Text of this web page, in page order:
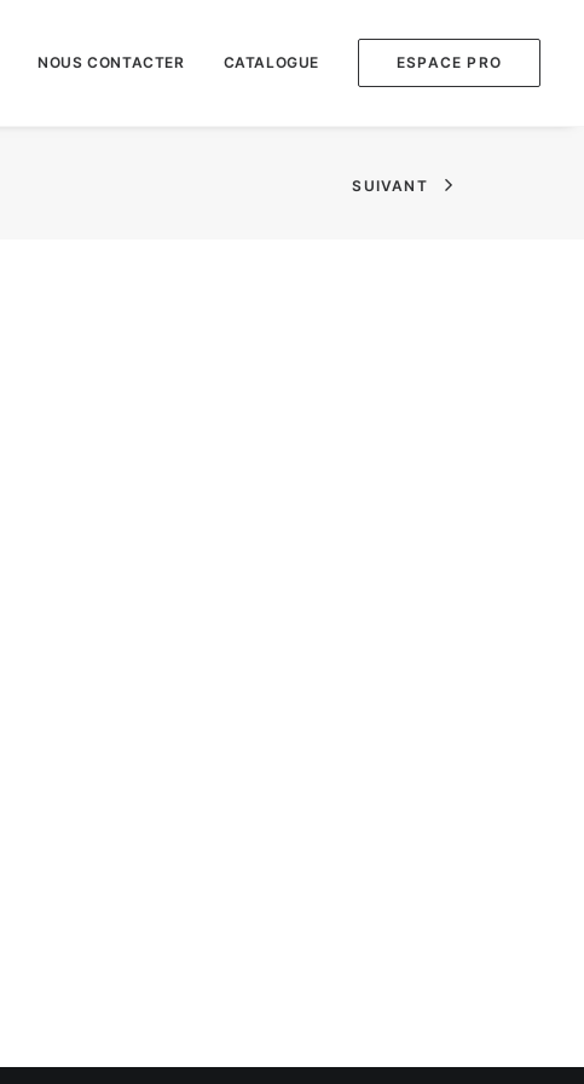
NOUS CONTACTER CATALOGUE ESPACE PRO
SUIVANT